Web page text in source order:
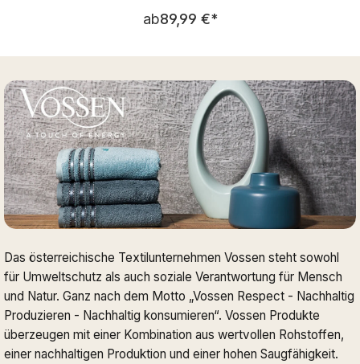
Regulärer Preis:
ab89,99 €*
Das österreichische Textilunternehmen Vossen steht sowohl
für Umweltschutz als auch soziale Verantwortung für Mensch
und Natur. Ganz nach dem Motto „Vossen Respect - Nachhaltig
Produzieren - Nachhaltig konsumieren“. Vossen Produkte
überzeugen mit einer Kombination aus wertvollen Rohstoffen,
einer nachhaltigen Produktion und einer hohen Saugfähigkeit.